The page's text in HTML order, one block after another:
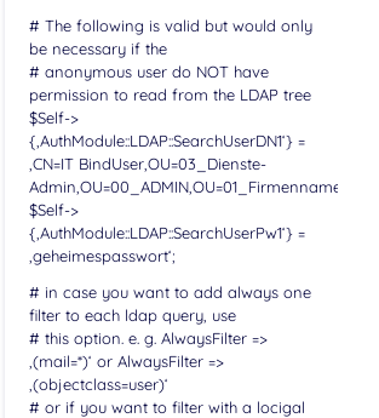
# The following is valid but would only
be necessary if the
# anonymous user do NOT have
permission to read from the LDAP tree
$Self->
{‚AuthModule::LDAP::SearchUserDN1‘} =
‚CN=IT BindUser,OU=03_Dienste-
$Self->
{‚AuthModule::LDAP::SearchUserPw1‘} =
‚geheimespasswort‘;
# in case you want to add always one
filter to each ldap query, use
# this option. e. g. AlwaysFilter =>
‚(mail=*)‘ or AlwaysFilter =>
‚(objectclass=user)‘
# or if you want to filter with a locigal